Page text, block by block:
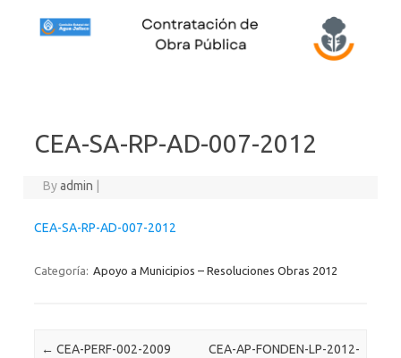
CEA-SA-RP-AD-007-2012
Byadmin
CEA-SA-RP-AD-007-2012
Categoría: Apoyo a Municipios – Resoluciones Obras 2012
Post navigation
← CEA-PERF-002-2009
CEA-AP-FONDEN-LP-2012-